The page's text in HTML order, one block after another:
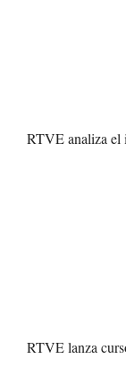
RTVE analiza el
RTVE lanza